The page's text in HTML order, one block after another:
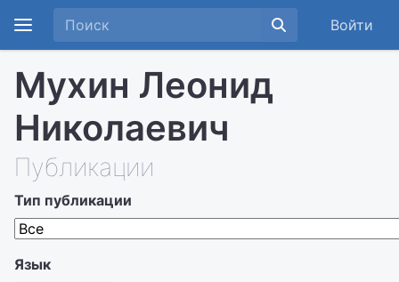
Войти
Мухин Леонид
Николаевич
Публикации
Тип публикации
Язык